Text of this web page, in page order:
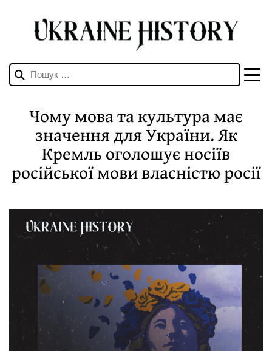
Пошук:
Чому мова та культура має
значення для України. Як
Кремль оголошує носіїв
російської мови власністю росії